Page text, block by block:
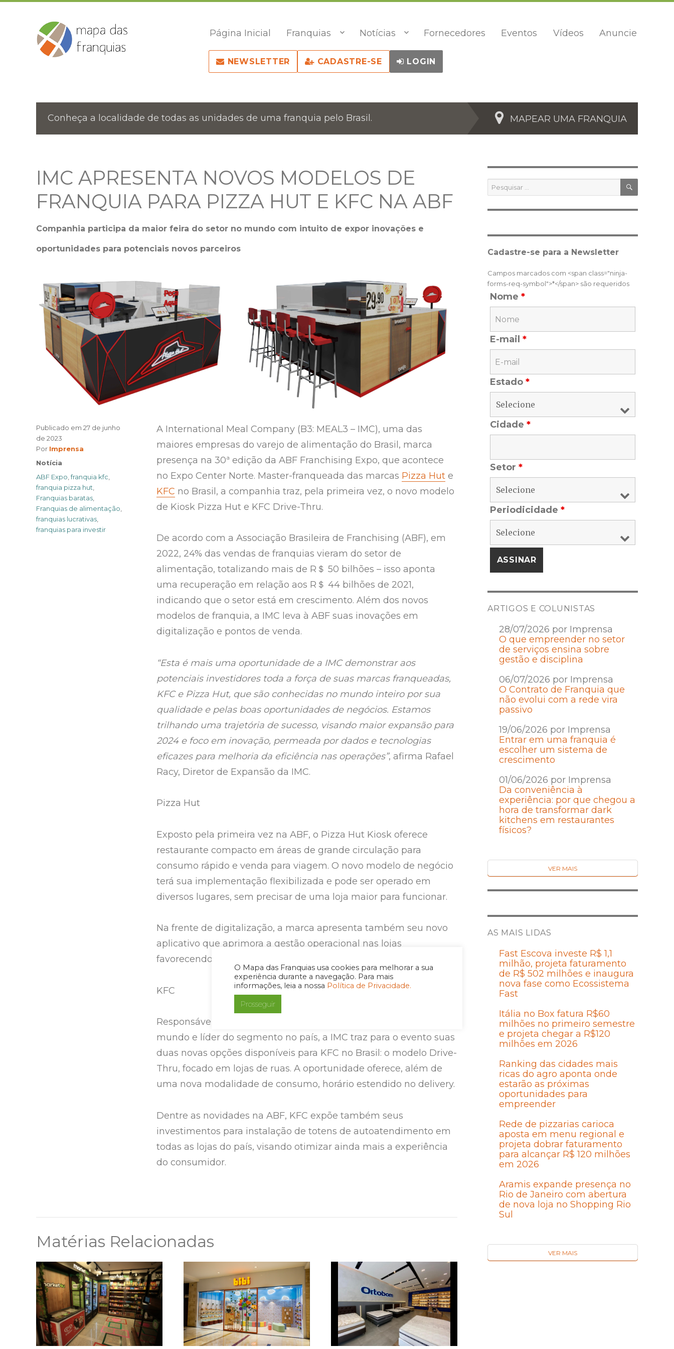
O Mapa das Franquias usa cookies para melhorar a sua
experiência durante a navegação. Para mais
informações, leia a nossa Política de Privacidade.
Prosseguir
Página Inicial Franquias Notícias Fornecedores Eventos Vídeos Anuncie
NEWSLETTER CADASTRE-SE LOGIN
Conheça a localidade de todas as unidades de uma franquia pelo Brasil. MAPEAR UMA FRANQUIA
IMC APRESENTA NOVOS MODELOS DE
FRANQUIA PARA PIZZA HUT E KFC NA ABF
Companhia participa da maior feira do setor no mundo com intuito de expor inovações e
oportunidades para potenciais novos parceiros
A International Meal Company (B3: MEAL3 – IMC), uma das
maiores empresas do varejo de alimentação do Brasil, marca
presença na 30ª edição da ABF Franchising Expo, que acontece
no Expo Center Norte. Master-franqueada das marcas Pizza Hut e
KFC no Brasil, a companhia traz, pela primeira vez, o novo modelo
de Kiosk Pizza Hut e KFC Drive-Thru.
De acordo com a Associação Brasileira de Franchising (ABF), em
2022, 24% das vendas de franquias vieram do setor de
alimentação, totalizando mais de R＄ 50 bilhões – isso aponta
uma recuperação em relação aos R＄ 44 bilhões de 2021,
indicando que o setor está em crescimento. Além dos novos
modelos de franquia, a IMC leva à ABF suas inovações em
digitalização e pontos de venda.
“Esta é mais uma oportunidade de a IMC demonstrar aos
potenciais investidores toda a força de suas marcas franqueadas,
KFC e Pizza Hut, que são conhecidas no mundo inteiro por sua
qualidade e pelas boas oportunidades de negócios. Estamos
trilhando uma trajetória de sucesso, visando maior expansão para
2024 e foco em inovação, permeada por dados e tecnologias
eficazes para melhoria da eficiência nas operações”, afirma Rafael
Racy, Diretor de Expansão da IMC.
Pizza Hut
Exposto pela primeira vez na ABF, o Pizza Hut Kiosk oferece
restaurante compacto em áreas de grande circulação para
consumo rápido e venda para viagem. O novo modelo de negócio
terá sua implementação flexibilizada e pode ser operado em
diversos lugares, sem precisar de uma loja maior para funcionar.
Na frente de digitalização, a marca apresenta também seu novo
aplicativo que aprimora a gestão operacional nas lojas
favorecendo os parceiros franqueados.
KFC
Responsável pela maior rede de franquias de frango frito do
mundo e líder do segmento no país, a IMC traz para o evento suas
duas novas opções disponíveis para KFC no Brasil: o modelo Drive-
Thru, focado em lojas de ruas. A oportunidade oferece, além de
uma nova modalidade de consumo, horário estendido no delivery.
Dentre as novidades na ABF, KFC expõe também seus
investimentos para instalação de totens de autoatendimento em
todas as lojas do país, visando otimizar ainda mais a experiência
do consumidor.
Publicado em 27 de junho
de 2023
Por Author
Imprensa
Categories
Notícia
Tags
ABF Expo ,franquia kfc
franquia pizza hut
Franquias baratas
Franquias de alimentação
franquias lucrativas
franquias para investir
Matérias Relacionadas
Pesquisar
por:
Cadastre-se para a Newsletter
Campos marcados com <span class="ninja-
forms-req-symbol">*</span> são requeridos
Nome *
E-mail *
Estado *
Cidade *
Setor *
Periodicidade *
ARTIGOS E COLUNISTAS
28/07/2026 por Imprensa
O que empreender no setor
de serviços ensina sobre
gestão e disciplina
06/07/2026 por Imprensa
O Contrato de Franquia que
não evolui com a rede vira
passivo
19/06/2026 por Imprensa
Entrar em uma franquia é
escolher um sistema de
crescimento
01/06/2026 por Imprensa
Da conveniência à
experiência: por que chegou a
hora de transformar dark
kitchens em restaurantes
físicos?
VER MAIS
AS MAIS LIDAS
Fast Escova investe R$ 1,1
milhão, projeta faturamento
de R$ 502 milhões e inaugura
nova fase como Ecossistema
Fast
Itália no Box fatura R$60
milhões no primeiro semestre
e projeta chegar a R$120
milhões em 2026
Ranking das cidades mais
ricas do agro aponta onde
estarão as próximas
oportunidades para
empreender
Rede de pizzarias carioca
aposta em menu regional e
projeta dobrar faturamento
para alcançar R$ 120 milhões
em 2026
Aramis expande presença no
Rio de Janeiro com abertura
de nova loja no Shopping Rio
Sul
VER MAIS